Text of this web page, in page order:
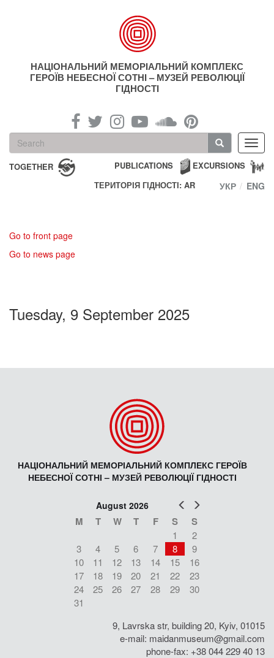
НАЦІОНАЛЬНИЙ МЕМОРІАЛЬНИЙ КОМПЛЕКС
ГЕРОЇВ НЕБЕСНОЇ СОТНІ – МУЗЕЙ РЕВОЛЮЦІЇ
ГІДНОСТІ
Search
form
Search
TOGETHER EXCURSIONS
PUBLICATIONS
ТЕРИТОРІЯ ГІДНОСТІ: AR
УКР ENG
Go to front page
Go to news page
Tuesday, 9 September 2025
НАЦІОНАЛЬНИЙ МЕМОРІАЛЬНИЙ КОМПЛЕКС ГЕРОЇВ
НЕБЕСНОЇ СОТНІ – МУЗЕЙ РЕВОЛЮЦІЇ ГІДНОСТІ
Prev
August 2026
M T W T F S S
1
2
3
4 5 6 7 8
9
10
11 12 13 14 15
16
17
18 19 20 21 22
23
24
25 26 27 28 29
30
31
9, Lavrska str, building 20, Kyiv, 01015
e-mail: maidanmuseum@gmail.com
phone-fax: +38 044 229 40 13